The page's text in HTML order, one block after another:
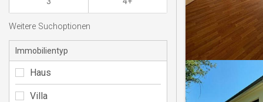
Weitere Suchoptionen
Immobilientyp
Haus
Villa